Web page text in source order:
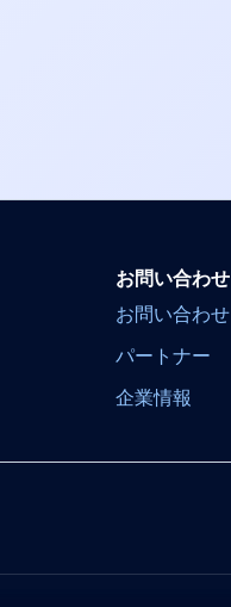
お問い合わせ
お問い合わせ
パートナー
企業情報